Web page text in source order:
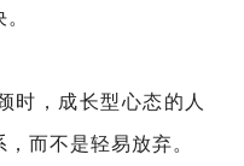
时，成长型心态的人
而不是轻易放弃。